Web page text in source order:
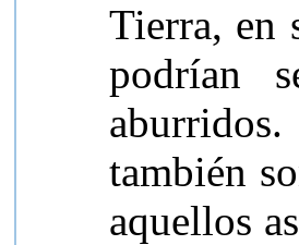
Tierra, en
podrían
también
aquellos